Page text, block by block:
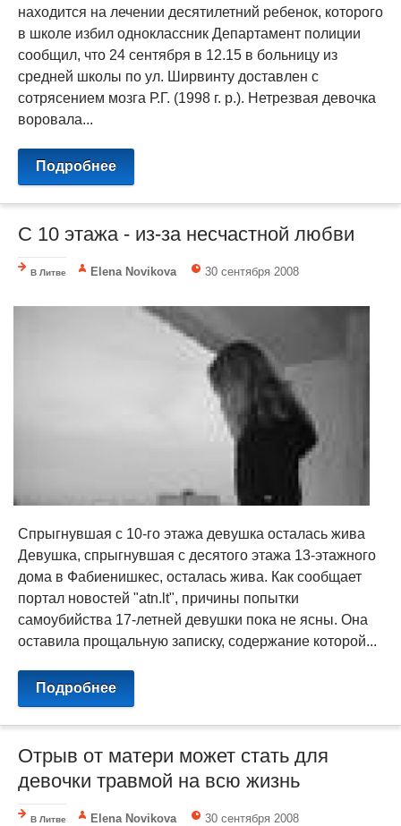
находится на лечении десятилетний ребенок, которого
в школе избил одноклассник Департамент полиции
сообщил, что 24 сентября в 12.15 в больницу из
средней школы по ул. Ширвинту доставлен с
сотрясением мозга Р.Г. (1998 г. р.). Нетрезвая девочка
воровала...
Подробнее
С 10 этажа - из-за несчастной любви
В Литве Elena Novikova 30 сентября 2008
Спрыгнувшая с 10-го этажа девушка осталась жива
Девушка, спрыгнувшая с десятого этажа 13-этажного
дома в Фабиенишкес, осталась жива. Как сообщает
портал новостей "atn.lt", причины попытки
самоубийства 17-летней девушки пока не ясны. Она
оставила прощальную записку, содержание которой...
Подробнее
Отрыв от матери может стать для
девочки травмой на всю жизнь
В Литве Elena Novikova 30 сентября 2008